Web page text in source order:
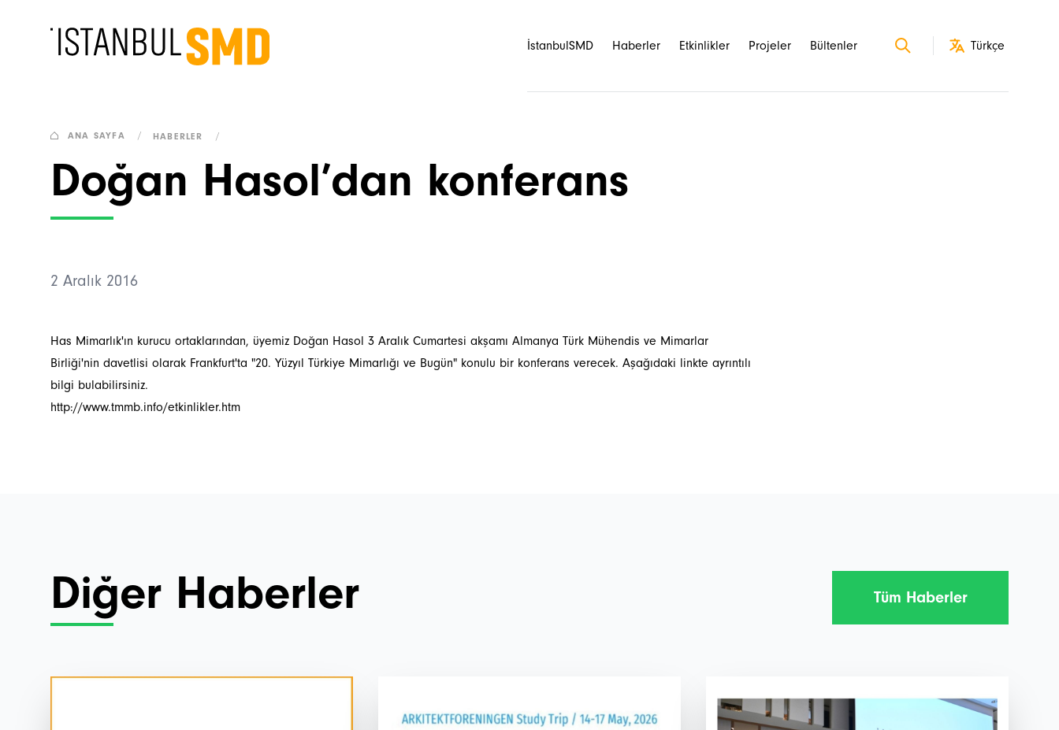
İstanbulSMD Haberler Etkinlikler Projeler Bültenler
ANA SAYFA / HABERLER /
Doğan Hasol’dan konferans
2 Aralık 2016
Has Mimarlık'ın kurucu ortaklarından, üyemiz Doğan Hasol 3 Aralık Cumartesi akşamı Almanya Türk Mühendis ve Mimarlar
Birliği'nin davetlisi olarak Frankfurt'ta "20. Yüzyıl Türkiye Mimarlığı ve Bugün" konulu bir konferans verecek. Aşağıdaki linkte ayrıntılı
bilgi bulabilirsiniz.
http://www.tmmb.info/etkinlikler.htm
Diğer Haberler Tüm Haberler